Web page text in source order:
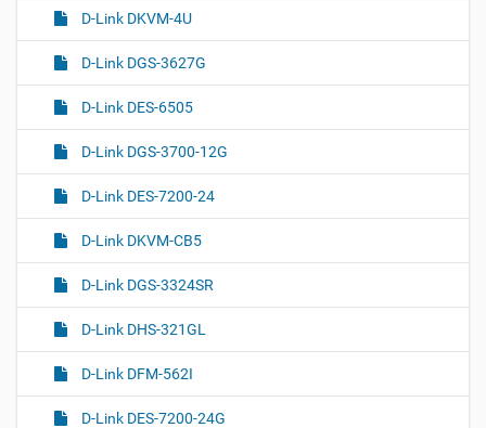
D-Link DKVM-4U
D-Link DGS-3627G
D-Link DES-6505
D-Link DGS-3700-12G
D-Link DES-7200-24
D-Link DKVM-CB5
D-Link DGS-3324SR
D-Link DHS-321GL
D-Link DFM-562I
D-Link DES-7200-24G